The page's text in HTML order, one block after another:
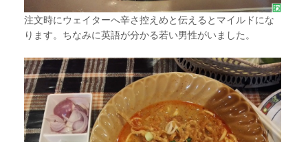
注文時にウェイターへ辛さ控えめと伝えるとマイルドにな
ります。ちなみに英語が分かる若い男性がいました。